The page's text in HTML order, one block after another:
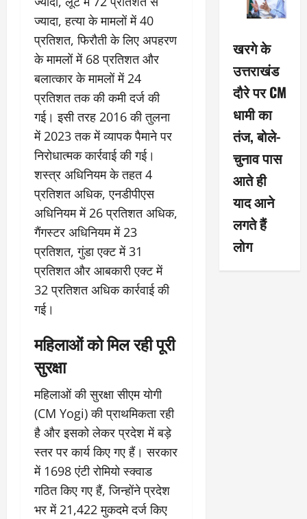
ज्यादा, हत्या के मामलों में 40
प्रतिशत, फिरौती के लिए अपहरण
के मामलों में 68 प्रतिशत और
बलात्कार के मामलों में 24
प्रतिशत तक की कमी दर्ज की
गई। इसी तरह 2016 की तुलना
में 2023 तक में व्यापक पैमाने पर
निरोधात्मक कार्रवाई की गई।
शस्त्र अधिनियम के तहत 4
प्रतिशत अधिक, एनडीपीएस
अधिनियम में 26 प्रतिशत अधिक,
गैंगस्टर अधिनियम में 23
प्रतिशत, गुंडा एक्ट में 31
प्रतिशत और आबकारी एक्ट में
32 प्रतिशत अधिक कार्रवाई की
गई।
महिलाओं को मिल रही पूरी
सुरक्षा
महिलाओं की सुरक्षा सीएम योगी
(CM Yogi) की प्राथमिकता रही
है और इसको लेकर प्रदेश में बड़े
स्तर पर कार्य किए गए हैं। सरकार
में 1698 एंटी रोमियो स्क्वाड
गठित किए गए हैं, जिन्होंने प्रदेश
भर में 21,422 मुकदमे दर्ज किए
खरगे के
उत्तराखंड
दौरे पर CM
धामी का
तंज, बोले-
चुनाव पास
आते ही
याद आने
लगते हैं
लोग